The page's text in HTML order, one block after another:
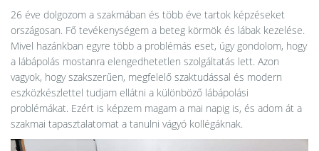
26 éve dolgozom a szakmában és több éve tartok képzéseket
országosan. Fő tevékenységem a beteg körmök és lábak kezelése.
Mivel hazánkban egyre több a problémás eset, úgy gondolom, hogy
a lábápolás mostanra elengedhetetlen szolgáltatás lett. Azon
vagyok, hogy szakszerűen, megfelelő szaktudással és modern
eszközkészlettel tudjam ellátni a különböző lábápolási
problémákat. Ezért is képzem magam a mai napig is, és adom át a
szakmai tapasztalatomat a tanulni vágyó kollégáknak.